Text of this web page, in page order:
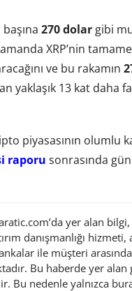
270 dolargibi
XRP’nin
ve bu rakamın
yaklaşık 13 kat daha
piyasasının olumlu
raporu sonrasında
yer alan
danışmanlığı
ile müşteri
Bu haberde yer
Bu nedenle yalnızca